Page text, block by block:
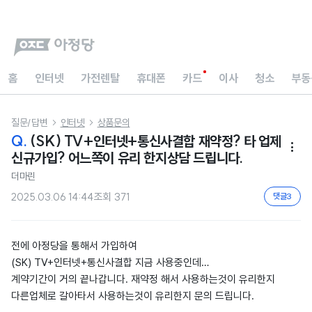
홈 인터넷 가전렌탈 휴대폰 카드 이사 청소 부
질문/답변  인터넷  상품문의
Q.
신규가입? 어느쪽이 유리 한지상담 드립니다.

더마린
2025.03.06 14:44조회 371 댓글3
전에 아정당을 통해서 가입하여
(SK) TV+인터넷+통신사결합 지금 사용중인데…
계약기간이 거의 끝나갑니다. 재약정 해서 사용하는것이 유리한지
다른업체로 갈아타서 사용하는것이 유리한지 문의 드립니다.